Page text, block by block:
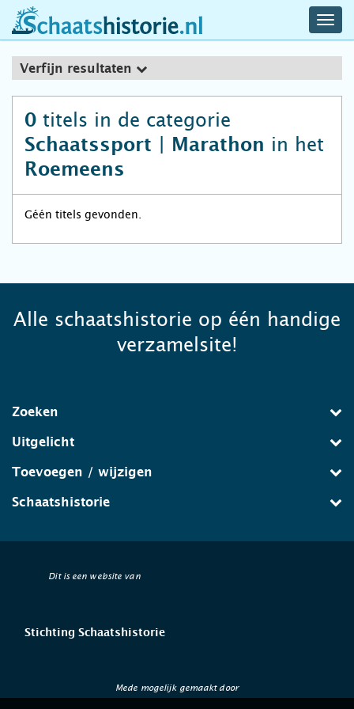
schaatshistorie.nl
Verfijn resultaten
0 titels in de categorie
Schaatssport | Marathon in het
Roemeens
Géén titels gevonden.
Alle schaatshistorie op één handige
verzamelsite!
Zoeken
Uitgelicht
Toevoegen / wijzigen
Schaatshistorie
Dit is een website van
Stichting Schaatshistorie
Mede mogelijk gemaakt door